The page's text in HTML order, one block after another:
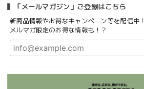
「メールマガジン」ご登録はこちら
新商品情報やお得なキャンペーン等を配信中！
メルマガ限定のお得な情報も！？